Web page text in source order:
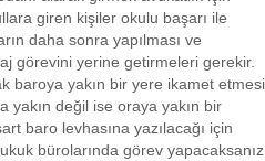
giren kişiler okulu başarı ile
daha sonra yapılması ve
görevini yerine getirmeleri gerekir.
baroya yakın bir yere ikamet etmesi
yakın değil ise oraya yakın bir
baro levhasına yazılacağı için
bürolarında görev yapacaksanız